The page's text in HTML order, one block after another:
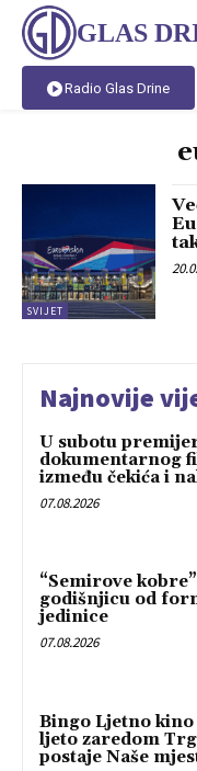
GLAS
Radio Glas Drine
SVIJET
Najnovije
U subotu
dokumentarnog
između čekića i
07.08.2026
“Semirove
godišnjicu od
jedinice
07.08.2026
Bingo Ljetno
ljeto zaredom
postaje Naše